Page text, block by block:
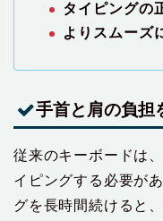
タイピングの
よりスムーズ
手首と肩の負担
従来のキーボードは
イピングする必要が
グを長時間続けると